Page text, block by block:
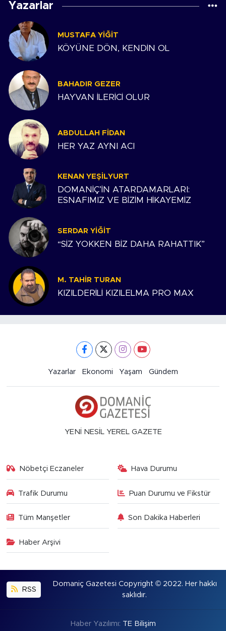
Yazarlar
MUSTAFA YIĞIT
KÖYÜNE DÖN, KENDİN OL
BAHADIR GEZER
HAYVAN İLERİCİ OLUR
ABDULLAH FIDAN
HER YAZ AYNI ACI
KENAN YEŞILYURT
DOMANİÇ’İN ATARDAMARLARI:
ESNAFIMIZ VE BİZİM HİKAYEMİZ
SERDAR YIĞIT
“SİZ YOKKEN BİZ DAHA RAHATTIK”
M. TAHIR TURAN
KIZILDERİLİ KIZILELMA PRO MAX
Yazarlar Ekonomi Yaşam Gündem
YENİ NESİL YEREL GAZETE
Nöbetçi Eczaneler Hava Durumu
Trafik Durumu Puan Durumu ve Fikstür
Tüm Manşetler Son Dakika Haberleri
Haber Arşivi
RSS
Domaniç Gazetesi Copyright © 2022. Her hakkı
saklıdır.
Haber Yazılımı: TE Bilişim